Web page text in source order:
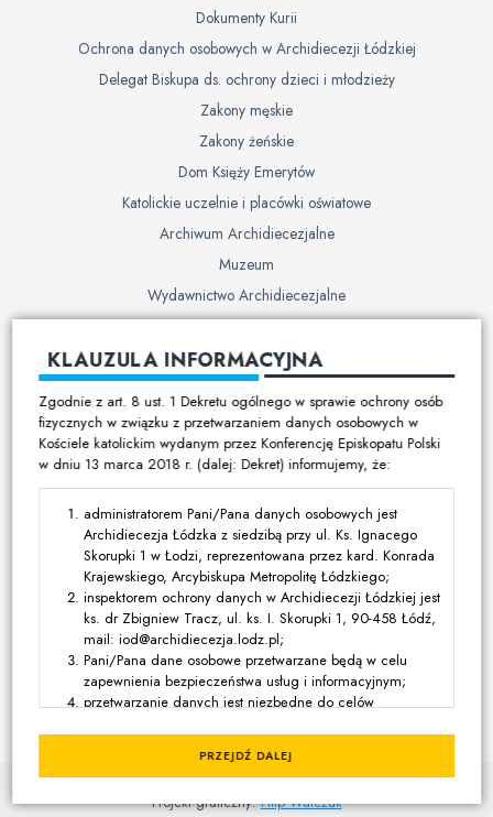
Dokumenty Kurii
Ochrona danych osobowych w Archidiecezji Łódzkiej
Delegat Biskupa ds. ochrony dzieci i młodzieży
Zakony męskie
Zakony żeńskie
Dom Księży Emerytów
Katolickie uczelnie i placówki oświatowe
Archiwum Archidiecezjalne
Muzeum
Wydawnictwo Archidiecezjalne
Cmentarze
Duszpasterstwo
Program duszpasterski
Kalendarz pracy duszpasterskiej
Duszpasterstwo specjalistyczne
Ruchy i stowarzyszenia
Multimedia
Filmy
Zdjęcia
Media katolickie
Kontakt
© Kuria Metropolitalna Łódzka
Projekt graficzny: Filip Walczak
KLAUZULA INFORMACYJNA
Zgodnie z art. 8 ust. 1 Dekretu ogólnego w sprawie ochrony osób
fizycznych w związku z przetwarzaniem danych osobowych w
Kościele katolickim wydanym przez Konferencję Episkopatu Polski
w dniu 13 marca 2018 r. (dalej: Dekret) informujemy, że:
administratorem Pani/Pana danych osobowych jest
Archidiecezja Łódzka z siedzibą przy ul. Ks. Ignacego
Skorupki 1 w Łodzi, reprezentowana przez kard. Konrada
Krajewskiego, Arcybiskupa Metropolitę Łódzkiego;
inspektorem ochrony danych w Archidiecezji Łódzkiej jest
ks. dr Zbigniew Tracz, ul. ks. I. Skorupki 1, 90-458 Łódź,
mail: iod@archidiecezja.lodz.pl;
Pani/Pana dane osobowe przetwarzane będą w celu
zapewnienia bezpieczeństwa usług i informacyjnym;
przetwarzanie danych jest niezbędne do celów
z wyjątkiem sytuacji, w których nadrzędny charakter wobec
wolności osoby, której dane dotyczą, wymagające ochrony
PRZEJDŹ DALEJ